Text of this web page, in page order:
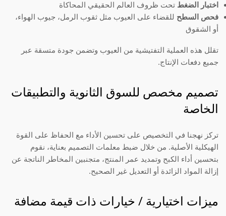
اختبار الضغطتحت ظروف العالم الحقيقي المحاكاة
فحص السطحللقضاء على العيوب مثل ثقوب الرمل، جيوب الهواء،
أو الشقوق
تقلل هذه العملية التفتيشية من العيوب وتضمن جودة متسقة عبر
جميع دفعات الإنتاج.
تصميم مخصص للسوق الثانوية والتطبيقات
الخاصة
تركز نهجنا في التخصيص على تحسين الأداء مع الحفاظ على القوة
الهيكلية الأصلية. من خلال ضبط معلمات التصميم بعناية، نقوم
بتحسين أداء الكبح وتمديد عمر المنتج، متجنبين المخاطر الناتجة عن
إزالة المواد الزائدة أو التعديل غير الصحيح.
ميزات اختيارية / خيارات ذات قيمة مضافة